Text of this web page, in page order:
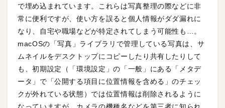
で埋め込まれています。これらは写真整理の際などに非
常に便利ですが、使い方を誤ると個人情報がダダ漏れに
なり、自宅や職場などが特定されてしまう可能性も…。
macOSの「写真」ライブラリで管理している写真は、サ
ムネイルをデスクトップにコピーしたり共有したりして
も、初期設定（「環境設定」の「一般」にある「メタデ
ータ」で「公開する項目に位置情報を含める」のチェッ
クが外れている状態）では位置情報は削除されるように
なっていますが、カメラの機種名などを第三者に知られ